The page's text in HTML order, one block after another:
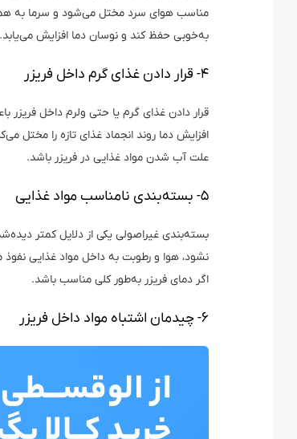
مناسب هوای سرد مختل می‌شود و سرما به همه
به‌خوبی حفظ کند و نوسان دما افزایش
۴- قرار دادن غذای گرم داخل فریزر
قرار دادن غذای گرم یا حتی ولرم داخل
افزایش دما روند انجماد غذای تازه را مختل
علت آب شدن مواد غذایی در فریزر باشد.
۵- بسته‌بندی نامناسب مواد غذایی
بسته‌بندی غیراصولی یکی از دلایل کمتر
نشود، هوا و رطوبت به داخل مواد غذایی
اگر دمای فریزر به‌طور کلی مناسب باشد.
۶- چیدمان اشتباه مواد داخل فریزر